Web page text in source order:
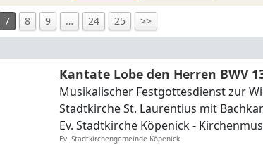
7 8 9 … 24 25 >>
Kantate Lobe den Herren BWV
Musikalischer Festgottesdienst zur
Stadtkirche St. Laurentius mit
Ev. Stadtkirche Köpenick
Ev. Stadtkirchengemeinde Köpenick